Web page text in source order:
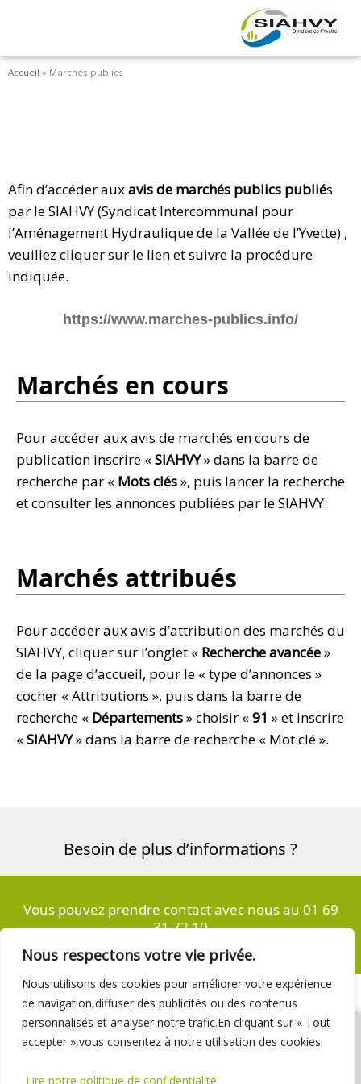
Nous respectons votre vie privée.
Nous utilisons des cookies pour améliorer votre expérience
de navigation,diffuser des publicités ou des contenus
personnalisés et analyser notre trafic.En cliquant sur « Tout
accepter »,vous consentez à notre utilisation des cookies.
Lire notre politique de confidentialité
Accueil » Marchés publics
Afin d’accéder auxavis de marchés publics publiés
par le SIAHVY (Syndicat Intercommunal pour
l’Aménagement Hydraulique de la Vallée de l’Yvette) ,
veuillez cliquer sur le lien et suivre la procédure
indiquée.
https://www.marches-publics.info/
Marchés en cours
Pour accéder aux avis de marchés en cours de
publication inscrire «SIAHVY» dans la barre de
recherche par « Mots clés», puis lancer la recherche
et consulter les annonces publiées par le SIAHVY.
Marchés attribués
Pour accéder aux avis d’attribution des marchés du
SIAHVY, cliquer sur l’onglet « Recherche avancée»
de la page d’accueil, pour le « type d’annonces »
cocher « Attributions », puis dans la barre de
recherche « Départements» choisir «91 » et inscrire
«SIAHVY» dans la barre de recherche « Mot clé ».
Besoin de plus d’informations ?
Vous pouvez prendre contact avec nous au 01 69
31 72 10